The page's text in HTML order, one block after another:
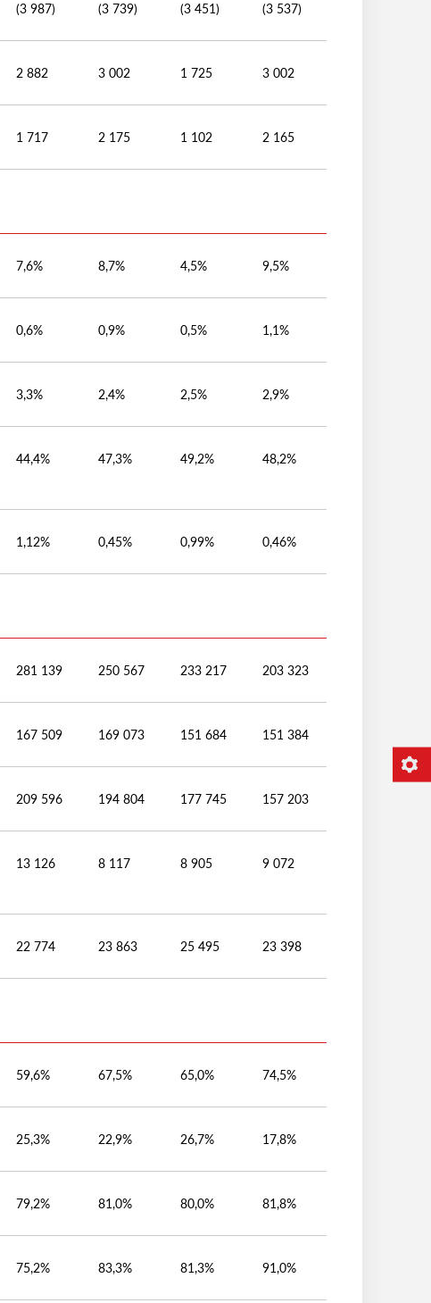
(3 987) (3 739) (3 451) (3 537)
2 882 3 002 1 725 3 002
1 717 2 175 1 102 2 165
7,6% 8,7% 4,5% 9,5%
0,6% 0,9% 0,5% 1,1%
3,3% 2,4% 2,5% 2,9%
44,4% 47,3% 49,2% 48,2%
1,12% 0,45% 0,99% 0,46%
281 139 250 567 233 217 203 323
167 509 169 073 151 684 151 384
209 596 194 804 177 745 157 203
13 126 8 117 8 905 9 072
22 774 23 863 25 495 23 398
59,6% 67,5% 65,0% 74,5%
25,3% 22,9% 26,7% 17,8%
79,2% 81,0% 80,0% 81,8%
75,2% 83,3% 81,3% 91,0%